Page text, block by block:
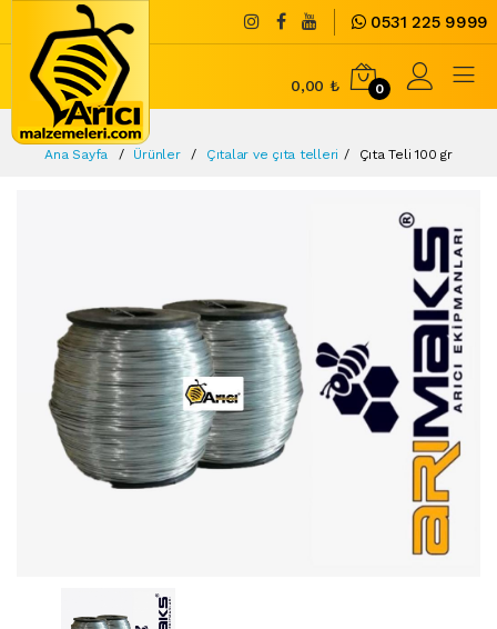
0531 225 9999
0,00 ₺ 0
Ana Sayfa Ürünler Çıtalar ve çıta telleri Çıta Teli 100 gr